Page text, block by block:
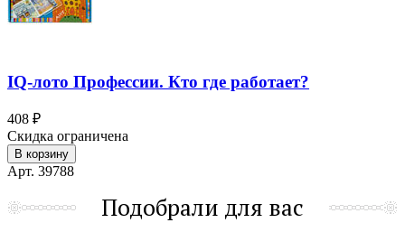
IQ-лото Профессии. Кто где работает?
408 ₽
Скидка ограничена
В корзину
Арт. 39788
Подобрали для вас